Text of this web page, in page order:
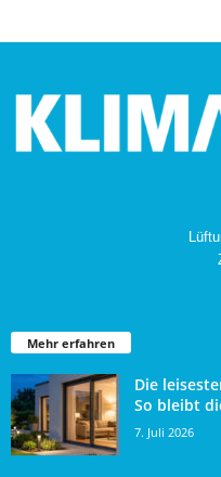
Mehr erfahren
Die
So bleibt
7. Juli 2026